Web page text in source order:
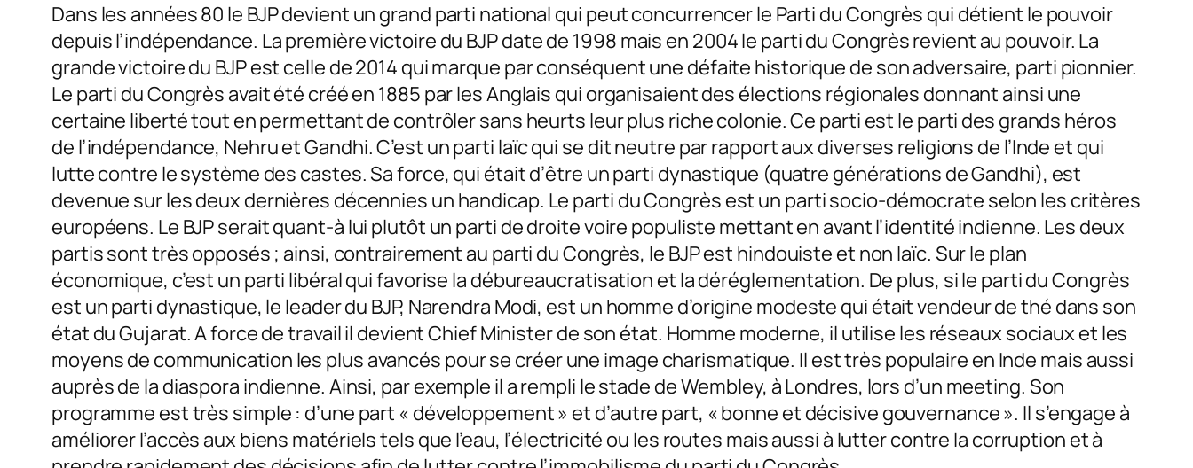
Dans les années 80 le BJP devient un grand parti national qui peut concurrencer le Parti du Congrès qui détient le pouvoir
depuis l’indépendance. La première victoire du BJP date de 1998 mais en 2004 le parti du Congrès revient au pouvoir. La
grande victoire du BJP est celle de 2014 qui marque par conséquent une défaite historique de son adversaire, parti pionnier.
Le parti du Congrès avait été créé en 1885 par les Anglais qui organisaient des élections régionales donnant ainsi une
certaine liberté tout en permettant de contrôler sans heurts leur plus riche colonie. Ce parti est le parti des grands héros
de l’indépendance, Nehru et Gandhi. C’est un parti laïc qui se dit neutre par rapport aux diverses religions de l’Inde et qui
lutte contre le système des castes. Sa force, qui était d’être un parti dynastique (quatre générations de Gandhi), est
devenue sur les deux dernières décennies un handicap. Le parti du Congrès est un parti socio-démocrate selon les critères
européens. Le BJP serait quant-à lui plutôt un parti de droite voire populiste mettant en avant l’identité indienne. Les deux
partis sont très opposés ; ainsi, contrairement au parti du Congrès, le BJP est hindouiste et non laïc. Sur le plan
économique, c’est un parti libéral qui favorise la débureaucratisation et la déréglementation. De plus, si le parti du Congrès
est un parti dynastique, le leader du BJP, Narendra Modi, est un homme d’origine modeste qui était vendeur de thé dans son
état du Gujarat. A force de travail il devient Chief Minister de son état. Homme moderne, il utilise les réseaux sociaux et les
moyens de communication les plus avancés pour se créer une image charismatique. Il est très populaire en Inde mais aussi
auprès de la diaspora indienne. Ainsi, par exemple il a rempli le stade de Wembley, à Londres, lors d’un meeting. Son
programme est très simple : d’une part « développement » et d’autre part, « bonne et décisive gouvernance ». Il s’engage à
améliorer l’accès aux biens matériels tels que l’eau, l’électricité ou les routes mais aussi à lutter contre la corruption et à